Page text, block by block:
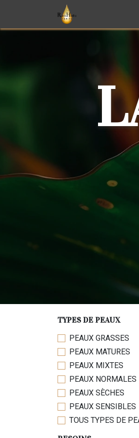
TYPES DE PEAUX
PEAUX GRASSES
PEAUX MATURES
PEAUX MIXTES
PEAUX NORMALES
PEAUX SÈCHES
PEAUX SENSIBLES
TOUS TYPES DE